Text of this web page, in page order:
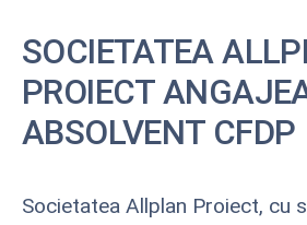
SOCIETATEA
PROIECT
ABSOLVENT CFDP
Societatea Allplan Proiect, cu